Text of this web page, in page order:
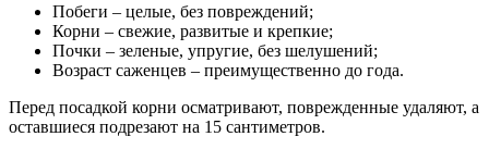
Побеги – целые, без повреждений;
Корни – свежие, развитые и крепкие;
Почки – зеленые, упругие, без шелушений;
Возраст саженцев – преимущественно до года.
Перед посадкой корни осматривают, поврежденные удаляют, а
оставшиеся подрезают на 15 сантиметров.